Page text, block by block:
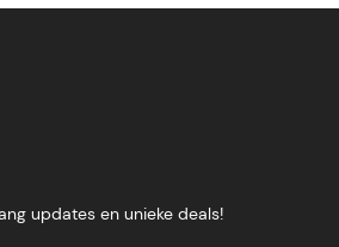
updates en unieke deals!